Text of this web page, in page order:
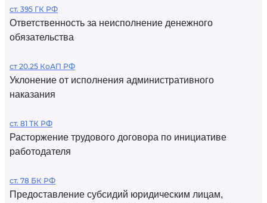
ст. 395 ГК РФ
Ответственность за неисполнение денежного
обязательства
ст 20.25 КоАП РФ
Уклонение от исполнения административного
наказания
ст. 81 ТК РФ
Расторжение трудового договора по инициативе
работодателя
ст. 78 БК РФ
Предоставление субсидий юридическим лицам,